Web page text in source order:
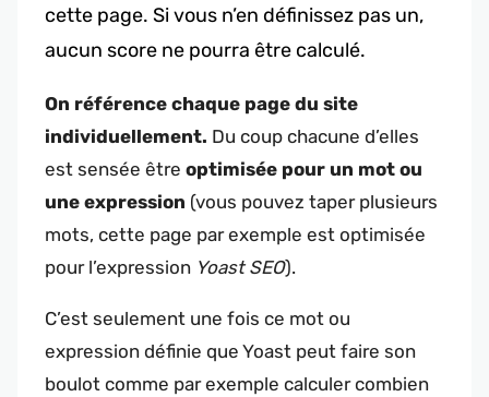
cette page. Si vous n’en définissez pas un,
aucun score ne pourra être calculé.
On référence chaque page du site
individuellement. Du coup chacune d’elles
est sensée être optimisée pour un mot ou
une expression (vous pouvez taper plusieurs
mots, cette page par exemple est optimisée
pour l’expression Yoast SEO).
C’est seulement une fois ce mot ou
expression définie que Yoast peut faire son
boulot comme par exemple calculer combien